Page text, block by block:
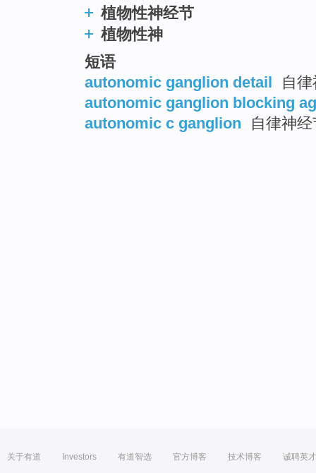
植物性神经节
植物性神
短语
autonomic ganglion detail
自
autonomic ganglion blocking
autonomic c ganglion
自律神
关于有道 Investors 有道智选 官方博客 技术博客 诚聘英才